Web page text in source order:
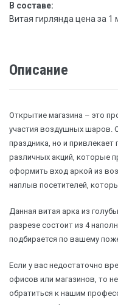
В составе:
Витая гирлянда цена за 1
Описание
Открытие магазина – это
участия воздушных шаров.
праздника, но и привлекает
различных акций, которые
оформить вход аркой из
наплыв посетителей,
Данная витая арка из
разрезе состоит из 4
подбирается по вашему
Если у вас недостаточно
офисов или магазинов, то
обратиться к нашим